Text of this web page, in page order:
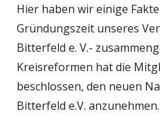
Hier haben wir einige
Gründungszeit unseres
Bitterfeld e. V.-
Kreisreformen hat die
beschlossen, den neuen
Bitterfeld e.V. anzunehmen.